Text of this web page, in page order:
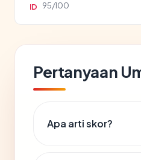
ID 95/100
Pertanyaan
Apa arti skor?